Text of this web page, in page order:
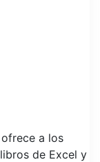
a los
de Excel y